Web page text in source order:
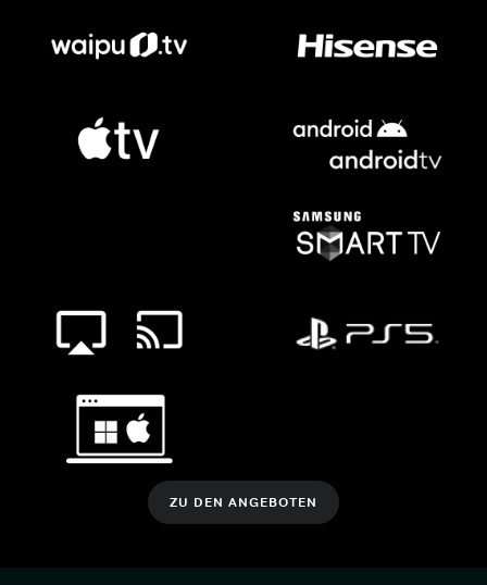
ZU DEN ANGEBOTEN